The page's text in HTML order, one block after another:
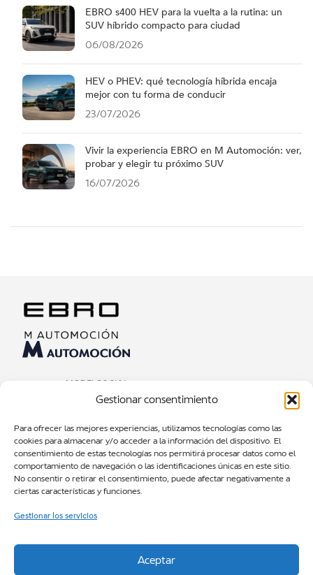
Gestionar consentimiento
Para ofrecer las mejores experiencias, utilizamos tecnologías como las
cookies para almacenar y/o acceder a la información del dispositivo. El
consentimiento de estas tecnologías nos permitirá procesar datos como el
comportamiento de navegación o las identificaciones únicas en este sitio.
No consentir o retirar el consentimiento, puede afectar negativamente a
ciertas características y funciones.
Gestionar los servicios
Aceptar
EBRO s400 HEV para la vuelta a la rutina: un
SUV híbrido compacto para ciudad
06/08/2026
HEV o PHEV: qué tecnología híbrida encaja
mejor con tu forma de conducir
23/07/2026
Vivir la experiencia EBRO en M Automoción: ver,
probar y elegir tu próximo SUV
16/07/2026
MODELOS SUV
TEST DRIVE
SOBRE NOSOTROS
CONTACTOS
EBRO M AUTOMOCIÓN BARCELONA
Gran Via de les Corts Catalanes, 484, L’Eixample, 08015
Tel: 938 82 36 88